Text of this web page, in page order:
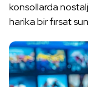
konsollarda
harika bir fırsat